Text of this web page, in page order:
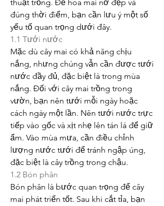
thuật trồng. Để hoa mai nở đẹp và
đúng thời điểm, bạn cần lưu ý một số
yếu tố quan trọng dưới đây.
1.1 Tưới nước
Mặc dù cây mai có khả năng chịu
nắng, nhưng chúng vẫn cần được tưới
nước đầy đủ, đặc biệt là trong mùa
nắng. Đối với cây mai trồng trong
vườn, bạn nên tưới mỗi ngày hoặc
cách ngày một lần. Nên tưới nước trực
tiếp vào gốc và xịt nhẹ lên tán lá để giữ
ẩm. Vào mùa mưa, cần điều chỉnh
lượng nước tưới để tránh ngập úng,
đặc biệt là cây trồng trong chậu.
1.2 Bón phân
Bón phân là bước quan trọng để cây
mai phát triển tốt. Sau khi cắt tỉa, bạn